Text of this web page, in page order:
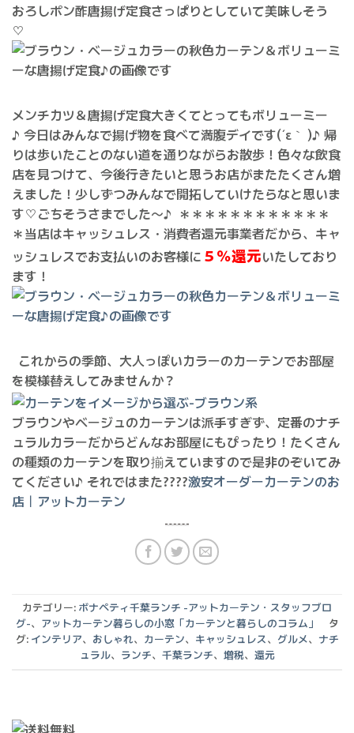
おろしポン酢唐揚げ定食さっぱりとしていて美味しそう
♡
メンチカツ＆唐揚げ定食大きくてとってもボリューミー
♪ 今日はみんなで揚げ物を食べて満腹デイです(´ε｀ )♪ 帰
りは歩いたことのない道を通りながらお散歩！色々な飲食
店を見つけて、今後行きたいと思うお店がまたたくさん増
えました！少しずつみんなで開拓していけたらなと思いま
す♡ごちそうさまでした〜♪ ＊＊＊＊＊＊＊＊＊＊＊＊
＊当店はキャッシュレス・消費者還元事業者だから、キャ
ッシュレスでお支払いのお客様に ５％還元いたしており
ます！
これからの季節、大人っぽいカラーのカーテンでお部屋
を模様替えしてみませんか？
ブラウンやベージュのカーテンは派手すぎず、定番のナチ
ュラルカラーだからどんなお部屋にもぴったり！たくさん
の種類のカーテンを取り揃えていますので是非のぞいてみ
てください♪ それではまた????激安オーダーカーテンのお
店｜アットカーテン
カテゴリー: ボナペティ千葉ランチ -アットカーテン・スタッフブロ
グ-、 アットカーテン暮らしの小窓「カーテンと暮らしのコラム」
タ
グ: インテリア、 おしゃれ、 カーテン、 キャッシュレス、 グルメ、 ナチ
ュラル、 ランチ、 千葉ランチ、 増税、 還元